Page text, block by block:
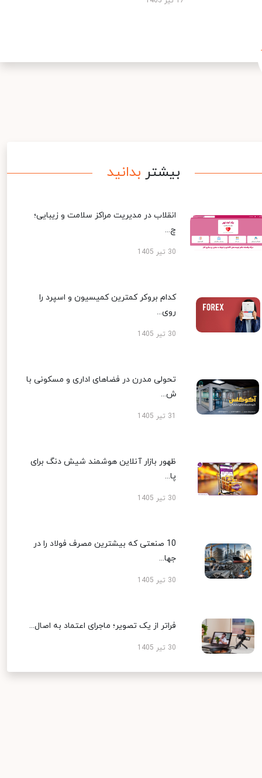
بیشتر بدانید
انقلاب در مدیریت مراکز سلامت و زیبایی؛
چ...
30 تیر 1405
کدام بروکر کمترین کمیسیون و اسپرد را
روی...
30 تیر 1405
تحولی مدرن در فضاهای اداری و مسکونی با
ش...
ظهور بازار آنلاین هوشمند شیش دنگ برای
پا...
30 تیر 1405
10 صنعتی که بیشترین مصرف فولاد را در
جها...
30 تیر 1405
فراتر از یک تصویر؛ ماجرای اعتماد به اصال...
30 تیر 1405